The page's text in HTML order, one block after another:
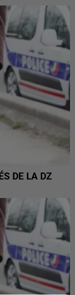
DE LA DZ